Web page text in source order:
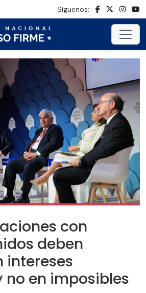
Síguenos:
con
deben
intereses
no en imposibles